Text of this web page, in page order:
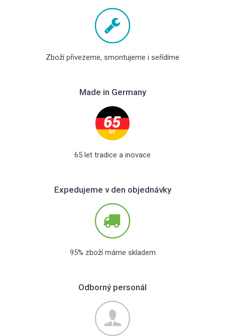
Zboží přivezeme, smontujeme i seřídíme
Made in Germany
65 let tradice a inovace
Expedujeme v den objednávky
95% zboží máme skladem
Odborný personál